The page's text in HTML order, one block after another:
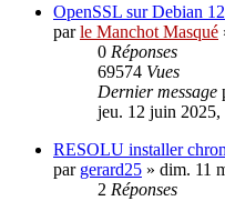
OpenSSL sur Debian 12
parle Manchot Masqué
0 Réponses
69574 Vues
Dernier message
jeu. 12 juin 2025,
RESOLU installer
par gerard25 » dim. 11
2 Réponses